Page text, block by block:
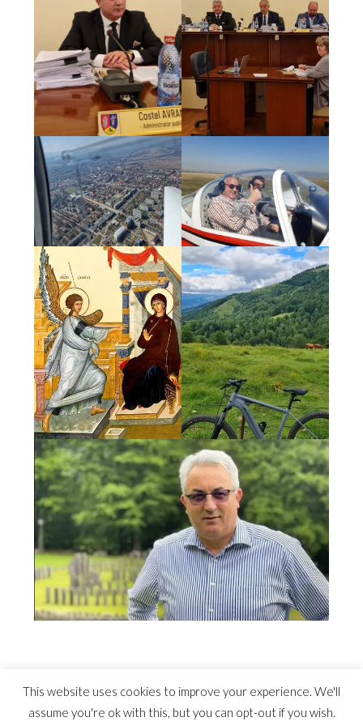
This website uses cookies to improve your experience. We'll
assume you're ok with this, but you can opt-out if you wish.